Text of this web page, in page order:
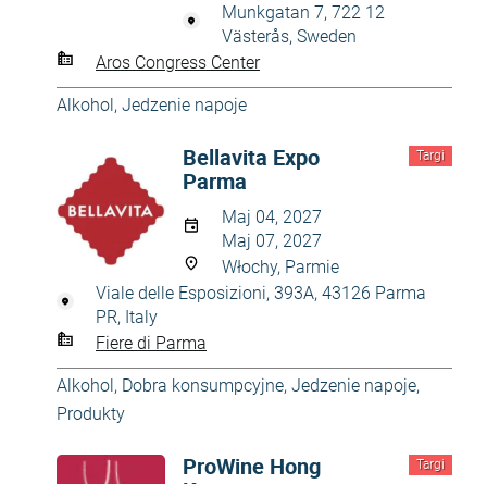
Munkgatan 7, 722 12
Västerås, Sweden
Aros Congress Center
Alkohol, Jedzenie napoje
Targi
Bellavita Expo
Parma
Maj 04, 2027
Maj 07, 2027
Włochy, Parmie
Viale delle Esposizioni, 393A, 43126 Parma
PR, Italy
Fiere di Parma
Alkohol, Dobra konsumpcyjne, Jedzenie napoje,
Produkty
Targi
ProWine Hong